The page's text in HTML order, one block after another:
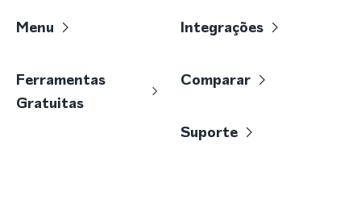
Menu Integrações
Ferramentas
Gratuitas
Comparar
Suporte